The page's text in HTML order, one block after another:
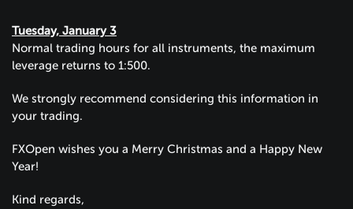
Tuesday, January 3
Normal trading hours for all instruments, the maximum
leverage returns to 1:500.
We strongly recommend considering this information in
your trading.
FXOpen wishes you a Merry Christmas and a Happy New
Year!
Kind regards,